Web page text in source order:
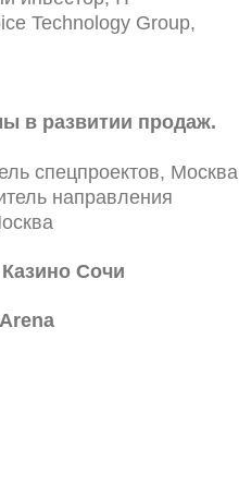
Technology Group,
в развитии продаж.
спецпроектов, Москва
направления
Сочи